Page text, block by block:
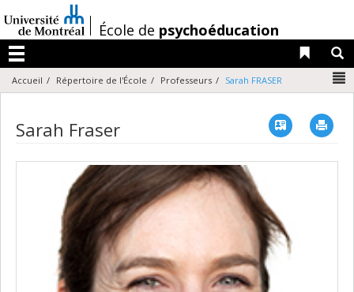
au
contenu
/École de psychoéducation
Menu
Liens
Accueil Répertoire de l'École Professeurs Sarah FRASER
Sarah Fraser Vcard